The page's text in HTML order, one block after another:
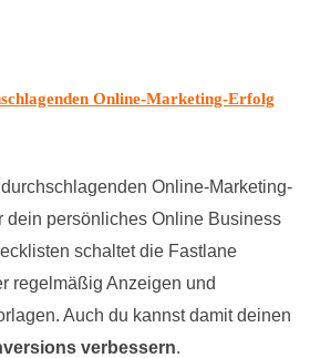
Online-Marketing-Erfolg
Online-Marketing-
dein persönliches Online Business
schaltet die Fastlane
regelmäßig Anzeigen und
Auch du kannst damit deinen
verbessern.